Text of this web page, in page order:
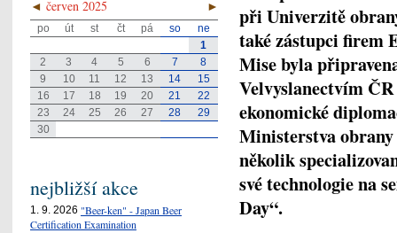
při Univerzitě
také zástupci firem
Mise byla
Velvyslanectvím
ekonomické
Ministerstva
několik
své technologie na
Day“.
◄ ►
červen 2025
po út st čt pá so
ne
1
2
3 4 5 6 7
8
9
10 11 12 13 14
15
16
17 18 19 20 21
22
23
24 25 26 27 28
29
30
nejbližší akce
1. 9. 2026 "Beer-ken" - Japan Beer
Certification Examination